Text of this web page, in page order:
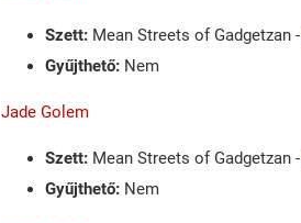
Szett: Mean Streets of Gadgetzan -
Gyűjthető: Nem
Jade Golem
Szett: Mean Streets of Gadgetzan -
Gyűjthető: Nem